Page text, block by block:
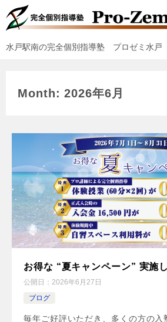
水戸駅南の完全個別指導塾 プロゼミ水戸
Month: 2026年6月
お得な “夏キャンペーン” 実施
公開日： 2026年6月27日
ブログ
毎年ご好評いただき、多くの方の入